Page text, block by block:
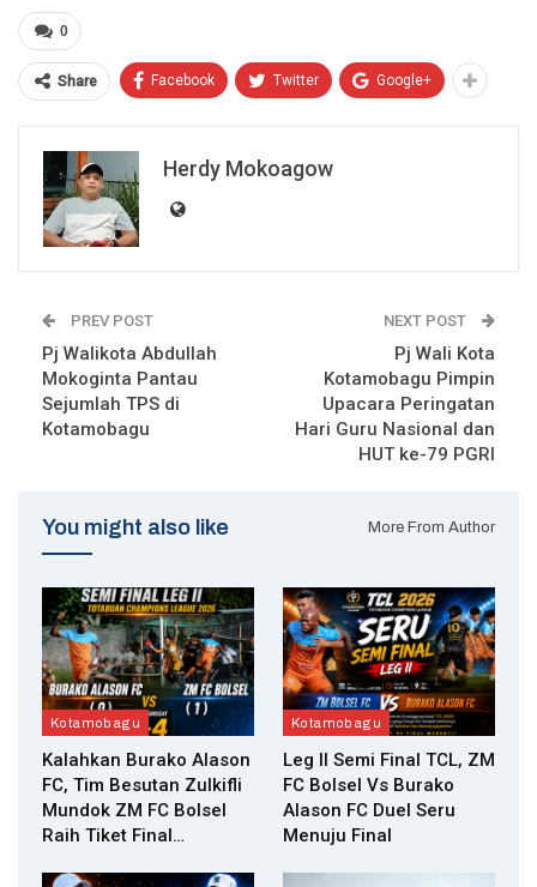
0
Share Facebook Twitter Google+
Herdy Mokoagow
PREV POST
Pj Walikota Abdullah
Mokoginta Pantau
Sejumlah TPS di
Kotamobagu
NEXT POST
Pj Wali Kota
Kotamobagu Pimpin
Upacara Peringatan
Hari Guru Nasional dan
HUT ke-79 PGRI
You might also like More From Author
Kotamobagu
Kalahkan Burako Alason
FC, Tim Besutan Zulkifli
Mundok ZM FC Bolsel
Raih Tiket Final…
Kotamobagu
Leg II Semi Final TCL, ZM
FC Bolsel Vs Burako
Alason FC Duel Seru
Menuju Final